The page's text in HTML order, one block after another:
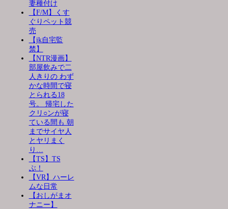
妻種付け
【F/M】くす
ぐりペット競
売
【jk自宅監
禁】
【NTR漫画】
部屋飲みで二
人きりの わず
かな時間で寝
とられる18
号。 帰宅した
クリ○ンが寝
ている間も 朝
までサイヤ人
とヤリまく
り…
【TS】TS
ぶ！
【VR】ハーレ
ムな日常
【おしがまオ
ナニー】